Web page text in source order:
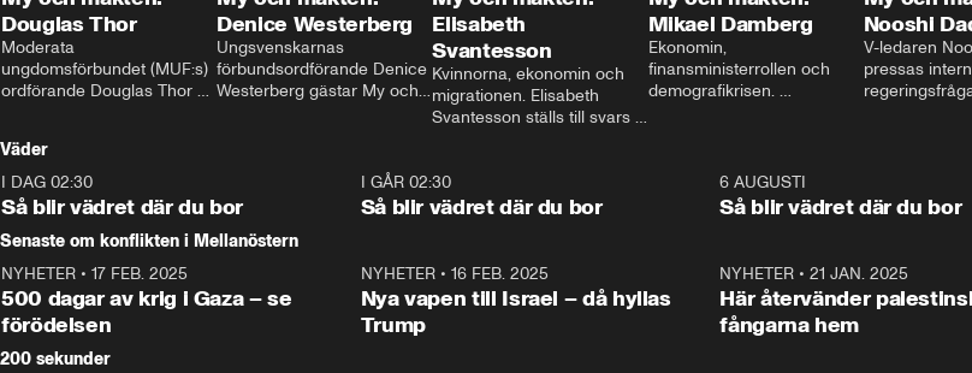
Douglas Thor
Moderata
ungdomsförbundet (MUF:s)
ordförande Douglas Thor
tonårsutvisningarna och hur
Moderaterna ska locka
väljare till valet i höst.
Denice Westerberg
Ungsvenskarnas
förbundsordförande Denice
Westerberg gästar My och
Elisabeth
Svantesson
Kvinnorna, ekonomin och
migrationen. Elisabeth
Svantesson ställs till svars
Mikael Damberg
Ekonomin,
finansministerrollen och
demografikrisen.
och Makten.
Nooshi
V-ledaren
pressas
– Vi ställer
vara med så
Väder
I DAG 02:30
Så blir vädret där du bor
1:06
I GÅR 02:30
Så blir vädret där du bor
6 AUGUSTI
Så blir vädret där du bor
Senaste om konflikten i Mellanöstern
NYHETER • 17 FEB. 2025
500 dagar av krig i Gaza – se
förödelsen
NYHETER• 16 FEB. 2025
Nya vapen till Israel – då hyllas
Trump
NYHETER •21 JAN. 2025
Här återvänder
fångarna hem
200 sekunder